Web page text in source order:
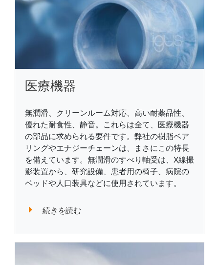
医療機器
無潤滑、クリーンルーム対応、高い耐薬品性、
優れた耐食性、静音。これらは全て、医療機器
の部品に求められる要件です。弊社の樹脂ベア
リングやエナジーチェーンは、まさにこの特長
を備えています。無潤滑のすべり軸受は、X線撮
影装置から、研究設備、患者用の椅子、病院の
ベッドや人口装具などに使用されています。
続きを読む